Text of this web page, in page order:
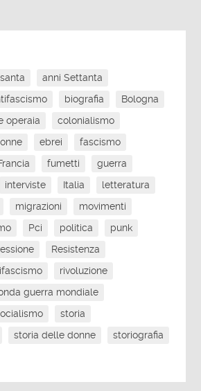
anni Settanta
biografia
Bologna
operaia
colonialismo
ebrei
fascismo
fumetti
guerra
interviste Italia
letteratura
migrazioni
movimenti
Pci politica
punk
Resistenza
rivoluzione
guerra mondiale
storia
storia delle donne
storiografia